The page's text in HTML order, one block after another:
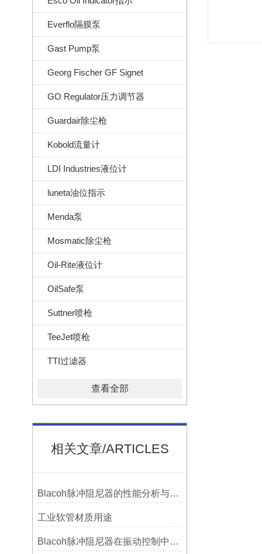
Everflo隔膜泵
Gast Pump泵
Georg Fischer GF Signet
GO Regulator压力调节器
Guardair除尘枪
Kobold流量计
LDI Industries液位计
luneta油位指示
Menda泵
Mosmatic除尘枪
Oil-Rite液位计
OilSafe泵
Suttner喷枪
TeeJet喷枪
TTI过滤器
查看全部
相关文章/ARTICLES
Blacoh脉冲阻尼器的性能分析与测试方法
工业软管材质用途
Blacoh脉冲阻尼器在振动控制中的作用分析